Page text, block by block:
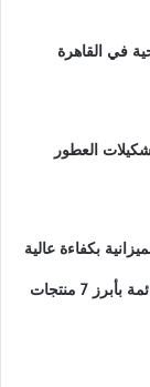
العطور
بكفاءة عالية
الأشياء الرخيصة في مصر .. قائمة بأبرز 7 منتجات